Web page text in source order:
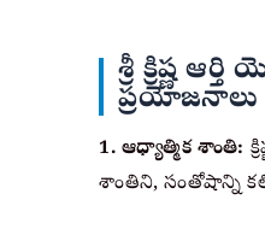
శ్రీ క్రిష్ణ ఆర్తి
ప్రయోజనాలు
1. ఆధ్యాత్మిక శాంతి:
శాంతిని, సంతోషాన్ని